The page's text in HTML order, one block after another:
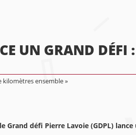
UN GRAND
kilomètres ensemble »
défi Pierre Lavoie (GDPL)